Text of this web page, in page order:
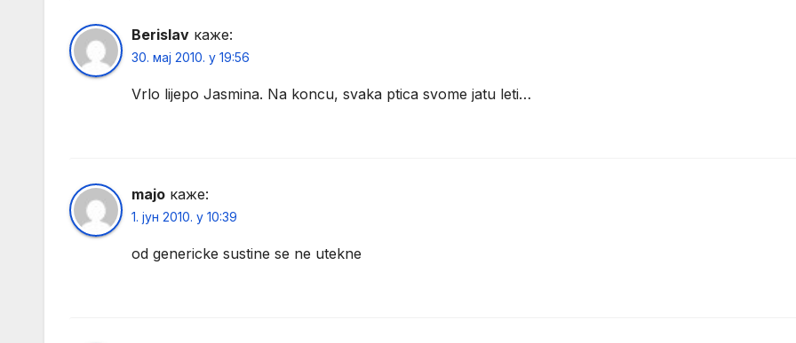
Berislav каже:
30. мај 2010. у 19:56
Vrlo lijepo Jasmina. Na koncu, svaka ptica svome jatu leti…
majo каже:
1. јун 2010. у 10:39
od genericke sustine se ne utekne